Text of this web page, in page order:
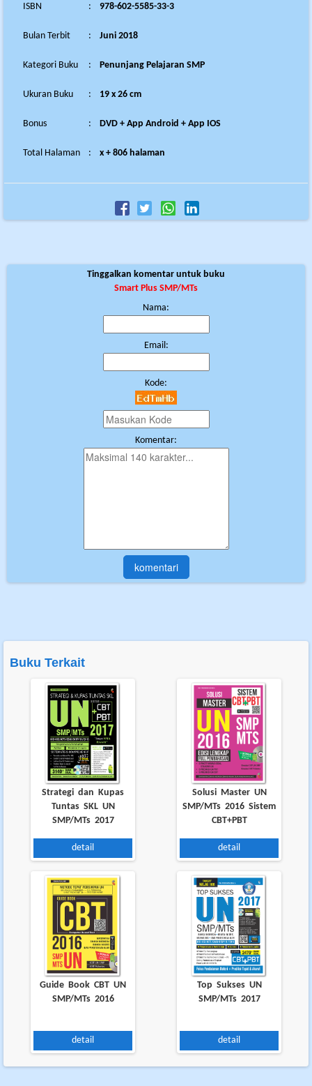
ISBN : 978-602-5585-33-3
Bulan Terbit : Juni 2018
Kategori Buku : Penunjang Pelajaran SMP
Ukuran Buku : 19 x 26 cm
Bonus : DVD + App Android + App IOS
Total Halaman : x + 806 halaman
Tinggalkan komentar untuk buku
Smart Plus SMP/MTs
Nama:
Email:
Kode:
Komentar:
Buku Terkait
Strategi dan Kupas
Tuntas SKL UN
SMP/MTs 2017
detail
Solusi Master UN
SMP/MTs 2016 Sistem
CBT+PBT
detail
Guide Book CBT UN
SMP/MTs 2016
detail
Top Sukses UN
SMP/MTs 2017
detail